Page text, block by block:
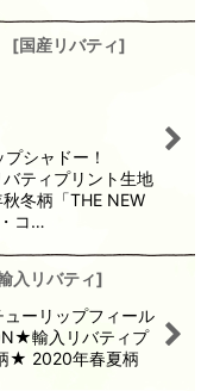
[国産リバティ]
シャドー！
ティプリント生地
冬柄「THE NEW
コ…
入リバティ]
ーリップフィール
輸入リバティプ
★ 2020年春夏柄